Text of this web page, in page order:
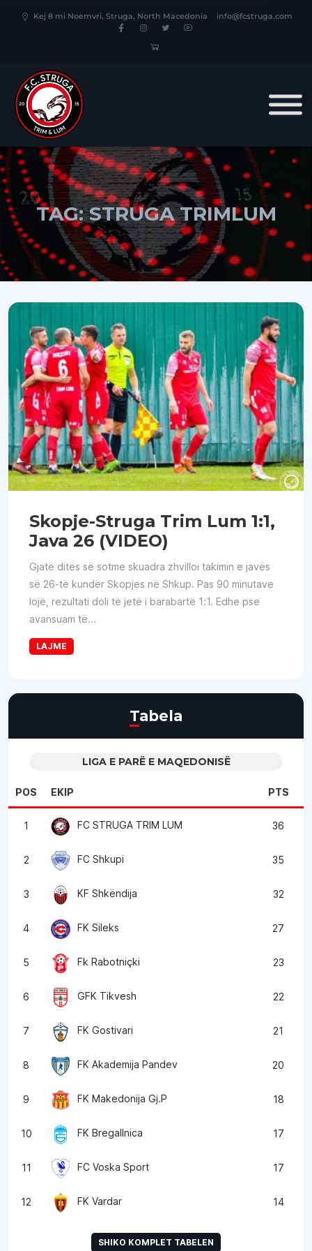
Kej 8 mi Noemvri, Struga, North Macedonia info@fcstruga.com
TAG:STRUGA TRIMLUM
Skopje-Struga Trim Lum 1:1,
Java 26 (VIDEO)
Gjatë ditës së sotme skuadra zhvilloi takimin e javës
së 26-të kundër Skopjes në Shkup. Pas 90 minutave
lojë, rezultati doli të jetë i barabartë 1:1. Edhe pse
avansuam të...
LAJME
Tabela
LIGA E PARË E MAQEDONISË
POS EKIP PTS
1 FC STRUGA TRIM LUM 36
2 FC Shkupi 35
3 KF Shkëndija 32
4 FK Sileks 27
5 Fk Rabotniçki 23
6 GFK Tikvesh 22
7 FK Gostivari 21
8 FK Akademija Pandev 20
9 FK Makedonija Gj.P 18
10 FK Bregallnica 17
11 FC Voska Sport 17
12 FK Vardar 14
SHIKO KOMPLET TABELEN